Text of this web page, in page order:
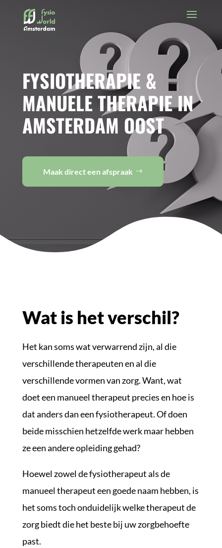
FYSIOTHERAPIE &
MANUELE THERAPIE IN
AMSTERDAM OOST
Maak direct een afspraak
Wat is het verschil?
Het kan soms wat verwarrend zijn, al die
verschillende therapeuten en al die
verschillende vormen van zorg. Want, wat
doet een manueel therapeut precies en hoe is
dat anders dan een fysiotherapeut. Of doen
beide misschien hetzelfde werk maar hebben
ze een andere opleiding gehad?
Hoewel zowel de fysiotherapeut als de
manueel therapeut een goede naam hebben, is
het soms toch onduidelijk welke therapeut de
zorg biedt die het beste bij uw zorgbehoefte
past.